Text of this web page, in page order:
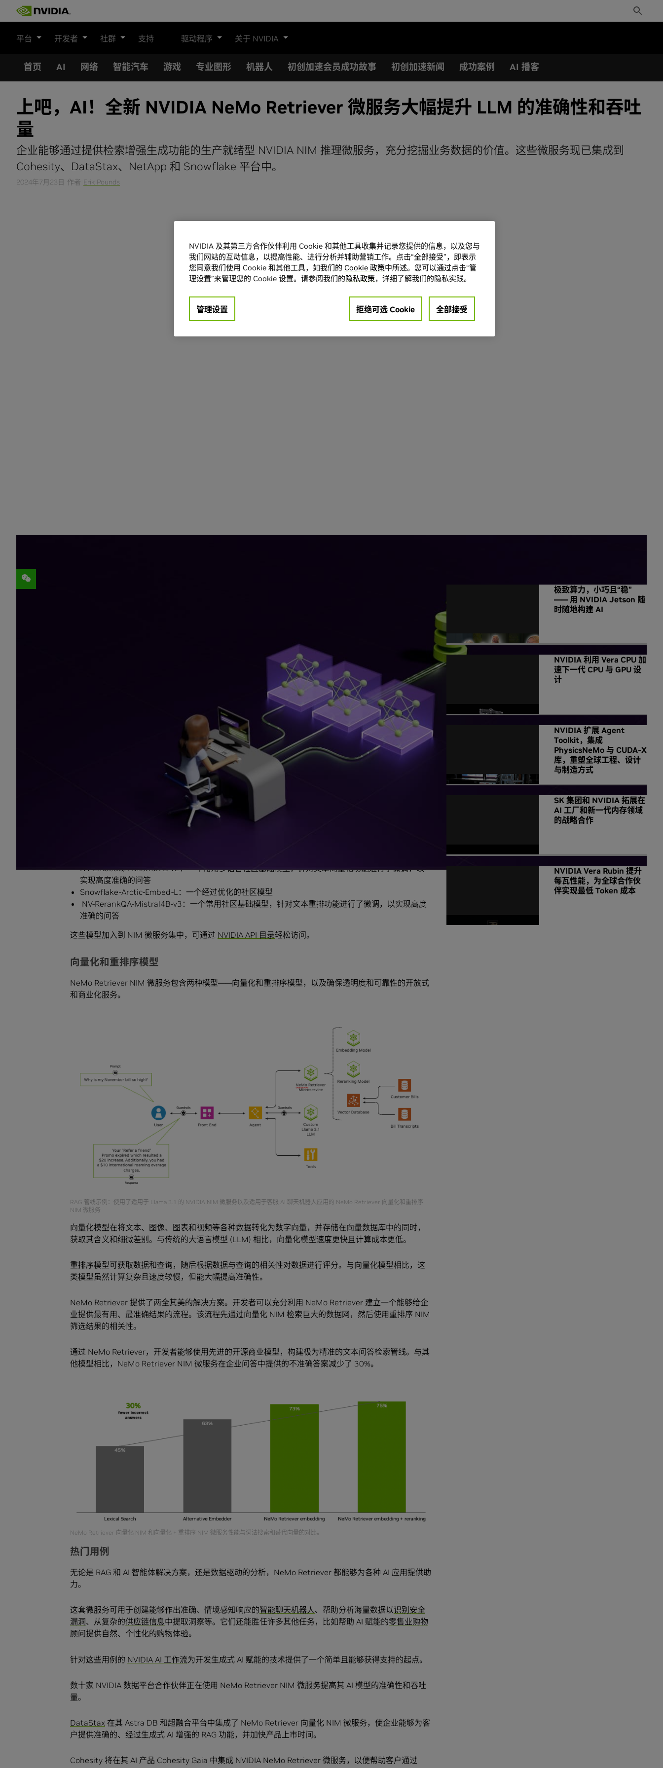
Toggle
Search
平台 开发者 社群 支持 驱动程序 关于 NVIDIA
首页 AI 网络 智能汽车 游戏 专业图形 机器人 初创加速会员成功故事 初创加速新闻 成功案例 AI 播客
上吧，AI！全新 NVIDIA NeMo Retriever 微服务大幅提升 LLM 的准确性和吞吐
量
企业能够通过提供检索增强生成功能的生产就绪型 NVIDIA NIM 推理微服务，充分挖掘业务数据的价值。这些微服务现已集成到
Cohesity、DataStax、NetApp 和 Snowflake 平台中。
2024年7月23日 作者 Erik Pounds
适用于该模型集的 NVIDIA NIM 推理微服务
不仅能够使企业扩展到代理式 AI 工作流 (在此工作流中，AI 应用可以在最少的
干预或监督下准确运行)，还能够提供极为精准的检索增强生成 (RAG)。
通过 NeMo Retriever，企业可以将自定义模型与各种业务数据无缝连接，并使用 RAG 为 AI 应用作出高
度准确的回答。这套生产就绪型微服务实际上为创建高度准确的 AI 应用提供了非常精准的信息检索功
例如当开发者创建 AI 智能体和客服聊天机器人、分析安全漏洞或从复杂的供应链信息中提取洞察时，
NeMo Retriever 能够大幅提高模型的准确性和吞吐量。
NIM 推理微服务实现了高性能、易于使用的企业级推理。开发者能够使用 NeMo Retriever NIM 微服务
并充分利用自己的数据，来获得这一切。
NV-EmbedQA-Mistral7B-v2：一个常用多语言社区基础模型，针对文本向量化功能进行了微调，以
实现高度准确的问答
Snowflake-Arctic-Embed-L：一个经过优化的社区模型
NV-RerankQA-Mistral4B-v3：一个常用社区基础模型，针对文本重排功能进行了微调，以实现高度
准确的问答
这些模型加入到 NIM 微服务集中，可通过 NVIDIA API 目录轻松访问。
向量化和重排序模型
NeMo Retriever NIM 微服务包含两种模型——向量化和重排序模型，以及确保透明度和可靠性的开放式
和商业化服务。
RAG 管线示例：使用了适用于 Llama 3.1 的 NVIDIA NIM 微服务以及适用于客服 AI 聊天机器人应用的 NeMo Retriever 向量化和重排序
NIM 微服务
向量化模型在将文本、图像、图表和视频等各种数据转化为数字向量，并存储在向量数据库中的同时，
获取其含义和细微差别。与传统的大语言模型 (LLM) 相比，向量化模型速度更快且计算成本更低。
重排序模型可获取数据和查询，随后根据数据与查询的相关性对数据进行评分。与向量化模型相比，这
类模型虽然计算复杂且速度较慢，但能大幅提高准确性。
NeMo Retriever 提供了两全其美的解决方案。开发者可以充分利用 NeMo Retriever 建立一个能够给企
业提供最有用、最准确结果的流程。该流程先通过向量化 NIM 检索巨大的数据网，然后使用重排序 NIM
筛选结果的相关性。
通过 NeMo Retriever，开发者能够使用先进的开源商业模型，构建极为精准的文本问答检索管线。与其
他模型相比，NeMo Retriever NIM 微服务在企业问答中提供的不准确答案减少了 30%。
NeMo Retriever 向量化 NIM 和向量化 + 重排序 NIM 微服务性能与词法搜索和替代向量的对比。
热门用例
无论是 RAG 和 AI 智能体解决方案，还是数据驱动的分析，NeMo Retriever 都能够为各种 AI 应用提供助
力。
这套微服务可用于创建能够作出准确、情境感知响应的智能聊天机器人、帮助分析海量数据以识别安全
漏洞、从复杂的供应链信息中提取洞察等。它们还能胜任许多其他任务，比如帮助 AI 赋能的零售业购物
顾问提供自然、个性化的购物体验。
针对这些用例的 NVIDIA AI 工作流为开发生成式 AI 赋能的技术提供了一个简单且能够获得支持的起点。
数十家 NVIDIA 数据平台合作伙伴正在使用 NeMo Retriever NIM 微服务提高其 AI 模型的准确性和吞吐
量。
DataStax 在其 Astra DB 和超融合平台中集成了 NeMo Retriever 向量化 NIM 微服务，使企业能够为客
户提供准确的、经过生成式 AI 增强的 RAG 功能，并加快产品上市时间。
Cohesity 将在其 AI 产品 Cohesity Gaia 中集成 NVIDIA NeMo Retriever 微服务，以便帮助客户通过
极致算力，小巧且“稳”
—— 用 NVIDIA Jetson 随
时随地构建 AI
NVIDIA 利用 Vera CPU 加
速下一代 CPU 与 GPU 设
计
NVIDIA 扩展 Agent
Toolkit，集成
PhysicsNeMo 与 CUDA-X
库，重塑全球工程、设计
与制造方式
SK 集团和 NVIDIA 拓展在
AI 工厂和新一代内存领域
的战略合作
NVIDIA Vera Rubin 提升
每瓦性能，为全球合作伙
伴实现最低 Token 成本
NVIDIA 及其第三方合作伙伴利用 Cookie 和其他工具收集并记录您提供的信息，以及您与
我们网站的互动信息，以提高性能、进行分析并辅助营销工作。点击“全部接受”，即表示
您同意我们使用 Cookie 和其他工具，如我们的 Cookie 政策中所述。您可以通过点击“管
理设置”来管理您的 Cookie 设置。请参阅我们的隐私政策，详细了解我们的隐私实践。
管理设置 拒绝可选 Cookie 全部接受